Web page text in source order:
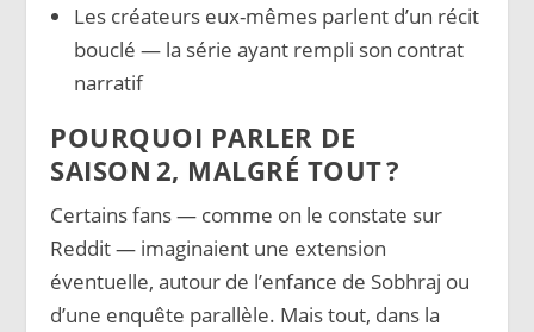
Les créateurs eux-mêmes parlent d’un récit
bouclé — la série ayant rempli son contrat
narratif
POURQUOI PARLER DE
SAISON 2, MALGRÉ TOUT ?
Certains fans — comme on le constate sur
Reddit — imaginaient une extension
éventuelle, autour de l’enfance de Sobhraj ou
d’une enquête parallèle. Mais tout, dans la